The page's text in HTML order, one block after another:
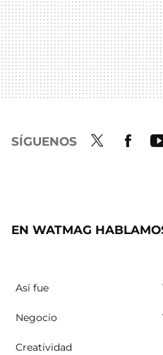
SÍGUENOS
EN WATMAG
Así fue
Negocio
Creatividad